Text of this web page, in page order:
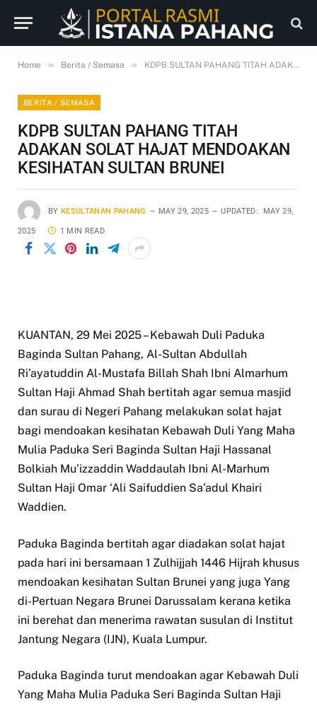
Home » Berita / Semasa » KDPB SULTAN PAHANG TITAH ADAKAN SOLAT HAJAT MENDOAKAN KESIHATAN SULTAN BRUNEI
BERITA / SEMASA
KDPB SULTAN PAHANG TITAH
ADAKAN SOLAT HAJAT MENDOAKAN
KESIHATAN SULTAN BRUNEI
BY KESULTANAN PAHANG MAY 29, 2025 UPDATED: MAY 29,
2025 1 MIN READ
KUANTAN, 29 Mei 2025 – Kebawah Duli Paduka
Baginda Sultan Pahang, Al-Sultan Abdullah
Ri’ayatuddin Al-Mustafa Billah Shah Ibni Almarhum
Sultan Haji Ahmad Shah bertitah agar semua masjid
dan surau di Negeri Pahang melakukan solat hajat
bagi mendoakan kesihatan Kebawah Duli Yang Maha
Mulia Paduka Seri Baginda Sultan Haji Hassanal
Bolkiah Mu’izzaddin Waddaulah Ibni Al-Marhum
Sultan Haji Omar ‘Ali Saifuddien Sa’adul Khairi
Waddien.
Paduka Baginda bertitah agar diadakan solat hajat
pada hari ini bersamaan 1 Zulhijjah 1446 Hijrah khusus
mendoakan kesihatan Sultan Brunei yang juga Yang
di-Pertuan Negara Brunei Darussalam kerana ketika
ini berehat dan menerima rawatan susulan di Institut
Jantung Negara (IJN), Kuala Lumpur.
Paduka Baginda turut mendoakan agar Kebawah Duli
Yang Maha Mulia Paduka Seri Baginda Sultan Haji